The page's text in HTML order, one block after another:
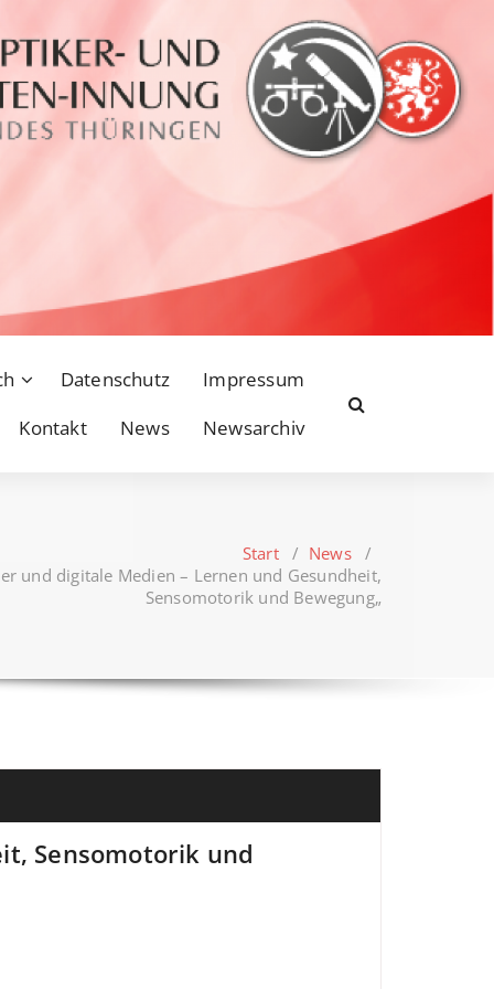
Datenschutz
Impressum
Kontakt
News Newsarchiv
Start/ News/
und digitale Medien – Lernen und Gesundheit,
Sensomotorik und Bewegung„
Sensomotorik und